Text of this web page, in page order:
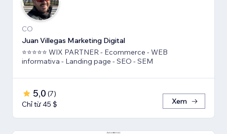
CO
Juan Villegas Marketing Digital
⭐⭐⭐⭐⭐ WIX PARTNER - Ecommerce - WEB
informativa - Landing page - SEO - SEM
5,0 (7)
Chỉ từ 45 $
Xem